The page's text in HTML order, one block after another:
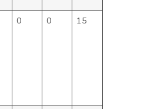
0 0 15